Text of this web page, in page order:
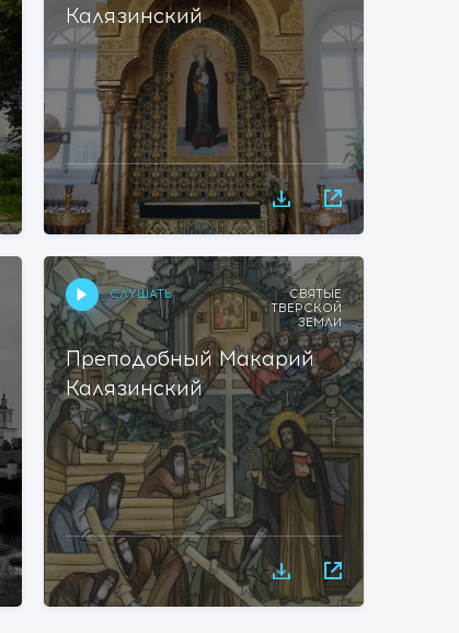
Калязинский
СЛУШАТЬ
СВЯТЫЕ
ТВЕРСКОЙ
ЗЕМЛИ
Преподобный Макарий
Калязинский